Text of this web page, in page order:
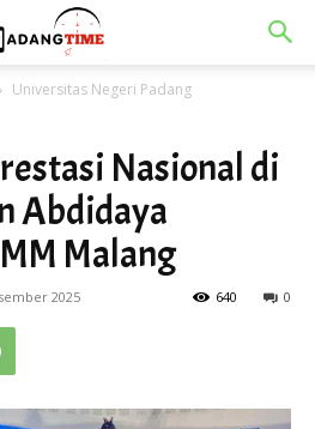
Universitas Negeri Padang
Nasional di
Abdidaya
Malang
2025 0
640